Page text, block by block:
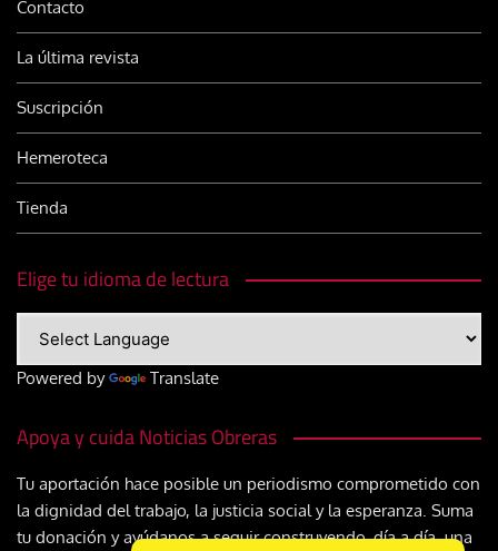
Contacto
La última revista
Suscripción
Hemeroteca
Tienda
Elige tu idioma de lectura
Powered by Translate
Apoya y cuida Noticias Obreras
Tu aportación hace posible un periodismo comprometido con
la dignidad del trabajo, la justicia social y la esperanza. Suma
tu donación y ayúdanos a seguir construyendo, día a día, una